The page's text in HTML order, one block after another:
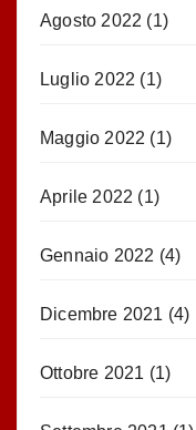
Agosto 2022 (1)
Luglio 2022 (1)
Maggio 2022 (1)
Aprile 2022 (1)
Gennaio 2022 (4)
Dicembre 2021 (4)
Ottobre 2021 (1)